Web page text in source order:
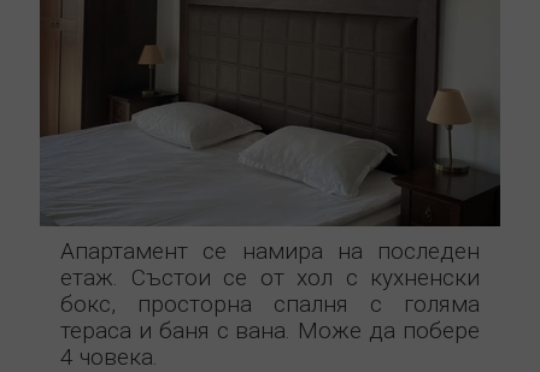
Апартамент се намира на последен
етаж. Състои се от хол с кухненски
бокс, просторна спалня с голяма
тераса и баня с вана. Може да побере
4 човека.